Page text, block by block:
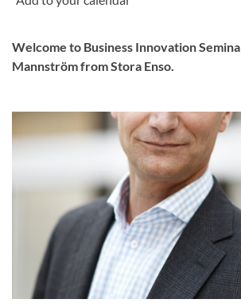
Welcome to Business Innovation
Mannström from Stora Enso.